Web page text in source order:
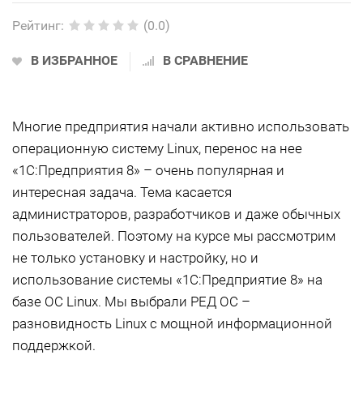
Рейтинг: (0.0)
В ИЗБРАННОЕ В СРАВНЕНИЕ
Многие предприятия начали активно использовать
операционную систему Linux, перенос на нее
«1С:Предприятия 8» – очень популярная и
интересная задача. Тема касается
администраторов, разработчиков и даже обычных
пользователей. Поэтому на курсе мы рассмотрим
не только установку и настройку, но и
использование системы «1С:Предприятие 8» на
базе ОС Linux. Мы выбрали РЕД ОС –
разновидность Linux с мощной информационной
поддержкой.